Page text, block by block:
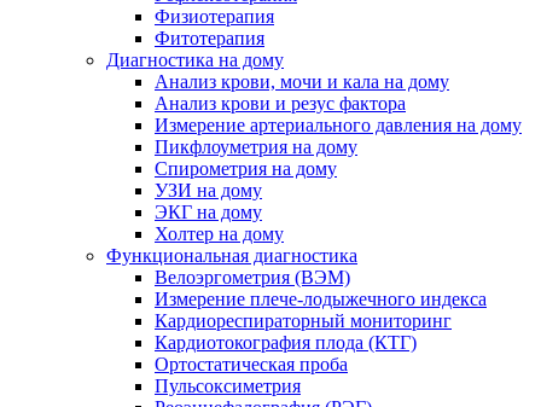
Физиотерапия
Фитотерапия
Диагностика на дому
Анализ крови, мочи и кала на дому
Анализ крови и резус фактора
Измерение артериального давления на дому
Пикфлоуметрия на дому
Спирометрия на дому
УЗИ на дому
ЭКГ на дому
Холтер на дому
Функциональная диагностика
Велоэргометрия (ВЭМ)
Измерение плече-лодыжечного индекса
Кардиореспираторный мониторинг
Кардиотокография плода (КТГ)
Ортостатическая проба
Пульсоксиметрия